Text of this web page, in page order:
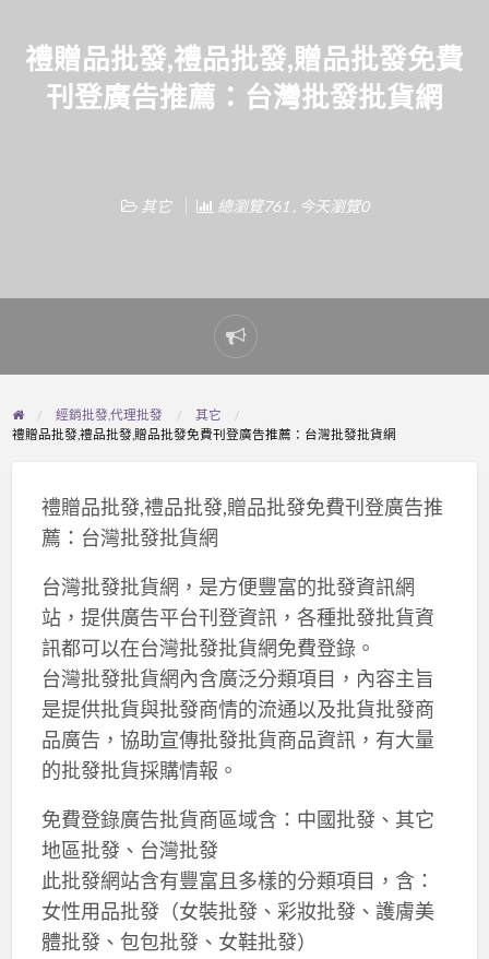
禮贈品批發,禮品批發,贈品批發免費
刊登廣告推薦：台灣批發批貨網
其它 總瀏覽761 , 今天瀏覽0
Report
problem
經銷批發,代理批發
其它
禮贈品批發,禮品批發,贈品批發免費刊登廣告推薦：台灣批發批貨網
禮贈品批發,禮品批發,贈品批發免費刊登廣告推
薦：台灣批發批貨網
台灣批發批貨網，是方便豐富的批發資訊網
站，提供廣告平台刊登資訊，各種批發批貨資
訊都可以在台灣批發批貨網免費登錄。
台灣批發批貨網內含廣泛分類項目，內容主旨
是提供批貨與批發商情的流通以及批貨批發商
品廣告，協助宣傳批發批貨商品資訊，有大量
的批發批貨採購情報。
免費登錄廣告批貨商區域含：中國批發、其它
地區批發、台灣批發
此批發網站含有豐富且多樣的分類項目，含：
女性用品批發（女裝批發、彩妝批發、護膚美
體批發、包包批發、女鞋批發）